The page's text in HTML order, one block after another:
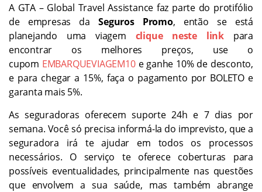
A GTA – Global Travel Assistance faz parte do protifólio
de empresas daSeguros Promo, então se está
planejando uma viagem clique neste link para
encontrar os melhores preços, use o
cupom EMBARQUEVIAGEM10e ganhe 10% de desconto,
e para chegar a 15%, faça o pagamento por BOLETO e
garanta mais 5%.
As seguradoras oferecem suporte 24h e 7 dias por
semana. Você só precisa informá-la do imprevisto, que a
seguradora irá te ajudar em todos os processos
necessários. O serviço te oferece coberturas para
possíveis eventualidades, principalmente nas questões
que envolvem a sua saúde, mas também abrange